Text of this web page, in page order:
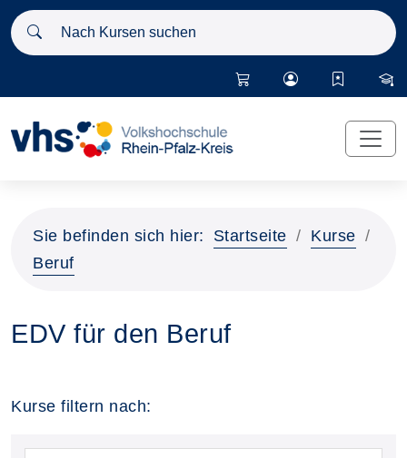
Nach Kursen suchen
Sie befinden sich hier: Startseite
Kurse
Beruf
EDV für den Beruf
Kurse filtern nach: